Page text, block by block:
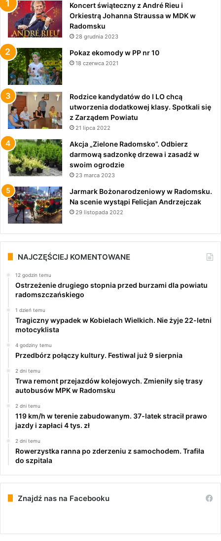
Koncert świąteczny z André Rieu i
Orkiestrą Johanna Straussa w MDK w
Radomsku
28 grudnia 2023
Pokaz ekomody w PP nr 10
18 czerwca 2021
Rodzice kandydatów do I LO chcą
utworzenia dodatkowej klasy. Spotkali się
z Zarządem Powiatu
21 lipca 2022
Akcja „Zielone Radomsko”. Odbierz
darmową sadzonkę drzewa i zasadź w
swoim ogrodzie
23 marca 2023
Jarmark Bożonarodzeniowy w Radomsku.
Na scenie wystąpi Felicjan Andrzejczak
29 listopada 2022
NAJCZĘŚCIEJ KOMENTOWANE
12 godzin temu
Ostrzeżenie drugiego stopnia przed burzami dla powiatu
radomszczańskiego
1 dzień temu
Tragiczny wypadek w Kobielach Wielkich. Nie żyje 22-letni
motocyklista
4 godziny temu
Przedbórz połączy kultury. Festiwal już 9 sierpnia
2 dni temu
Trwa remont przejazdów kolejowych. Zmieniły się trasy
autobusów MPK w Radomsku
2 dni temu
119 km/h w terenie zabudowanym. 37-latek stracił prawo
jazdy i zapłaci 4 tys. zł
2 dni temu
Rowerzystka ranna po zderzeniu z samochodem. Trafiła
do szpitala
Znajdź nas na Facebooku